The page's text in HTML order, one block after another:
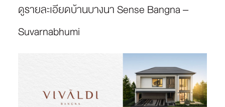
ดูรายละเอียดบ้านบางนา Sense Bangna –
Suvarnabhumi